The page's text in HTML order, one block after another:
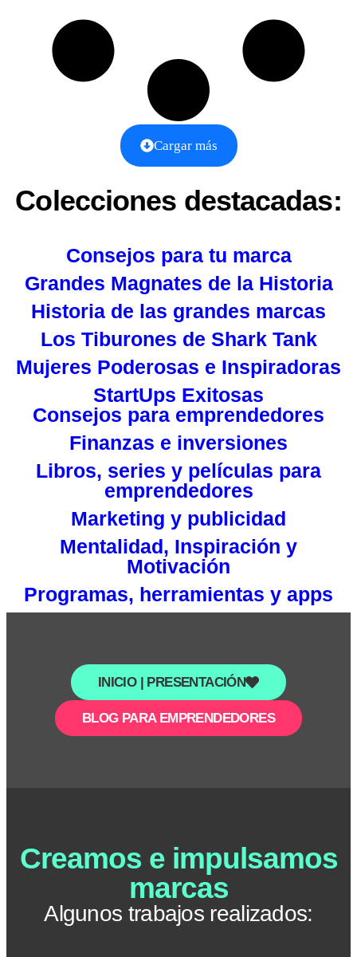
Cargar más
Colecciones destacadas:
Consejos para tu marca
Grandes Magnates de la Historia
Historia de las grandes marcas
Los Tiburones de Shark Tank
Mujeres Poderosas e Inspiradoras
StartUps Exitosas
Consejos para emprendedores
Finanzas e inversiones
Libros, series y películas para
emprendedores
Marketing y publicidad
Mentalidad, Inspiración y
Motivación
Programas, herramientas y apps
INICIO | PRESENTACIÓN
BLOG PARA EMPRENDEDORES
Creamos e impulsamos
marcas
Algunos trabajos realizados: